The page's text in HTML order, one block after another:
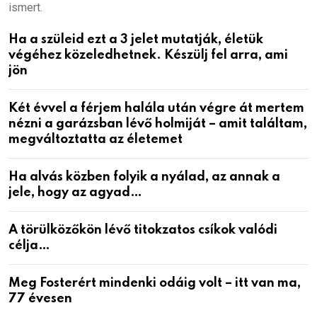
ismert.
Ha a szüleid ezt a 3 jelet mutatják, életük
végéhez közeledhetnek. Készülj fel arra, ami
jön
Két évvel a férjem halála után végre át mertem
nézni a garázsban lévő holmiját – amit találtam,
megváltoztatta az életemet
Ha alvás közben folyik a nyálad, az annak a
jele, hogy az agyad…
A törülközőkön lévő titokzatos csíkok valódi
célja…
Meg Fosterért mindenki odáig volt – itt van ma,
77 évesen